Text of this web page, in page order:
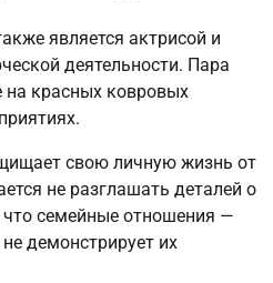
является актрисой и
деятельности. Пара
на красных ковровых
свою личную жизнь от
не разглашать деталей о
что семейные отношения —
демонстрирует их